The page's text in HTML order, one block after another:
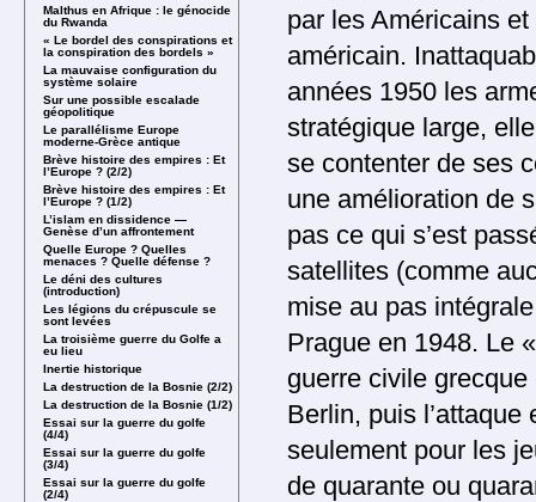
par les Américains
américain.
années 1950 les
stratégique large,
se contenter de ses
une amélioration de
pas ce qui s’est
satellites (comme
mise au pas
Prague en 1948. Le
guerre civile
Berlin, puis
seulement pour les
de quarante ou
Malthus en Afrique : le génocide
du Rwanda
« Le bordel des conspirations et
la conspiration des bordels »
La mauvaise configuration du
système solaire
Sur une possible escalade
géopolitique
Le parallélisme Europe
moderne-Grèce antique
Brève histoire des empires : Et
l’Europe ? (2/2)
Brève histoire des empires : Et
l’Europe ? (1/2)
L’islam en dissidence —
Genèse d’un affrontement
Quelle Europe ? Quelles
menaces ? Quelle défense ?
Le déni des cultures
(introduction)
Les légions du crépuscule se
sont levées
La troisième guerre du Golfe a
eu lieu
Inertie historique
La destruction de la Bosnie (2/2)
La destruction de la Bosnie (1/2)
Essai sur la guerre du golfe
(4/4)
Essai sur la guerre du golfe
(3/4)
Essai sur la guerre du golfe
(2/4)